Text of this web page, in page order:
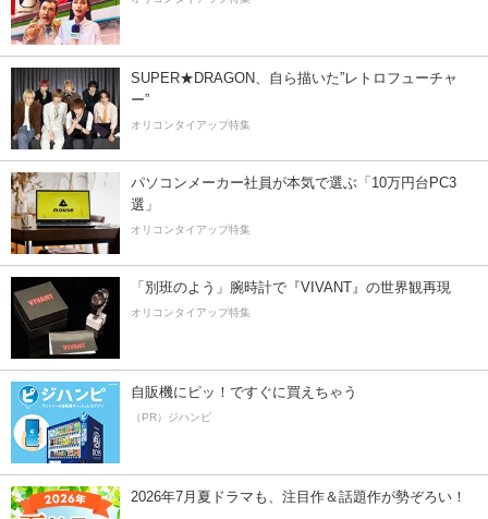
SUPER★DRAGON、自ら描いた”レトロフューチャ
ー”
オリコンタイアップ特集
パソコンメーカー社員が本気で選ぶ「10万円台PC3
選」
オリコンタイアップ特集
「別班のよう」腕時計で『VIVANT』の世界観再現
オリコンタイアップ特集
自販機にピッ！ですぐに買えちゃう
（PR）ジハンピ
2026年7月夏ドラマも、注目作＆話題作が勢ぞろい！